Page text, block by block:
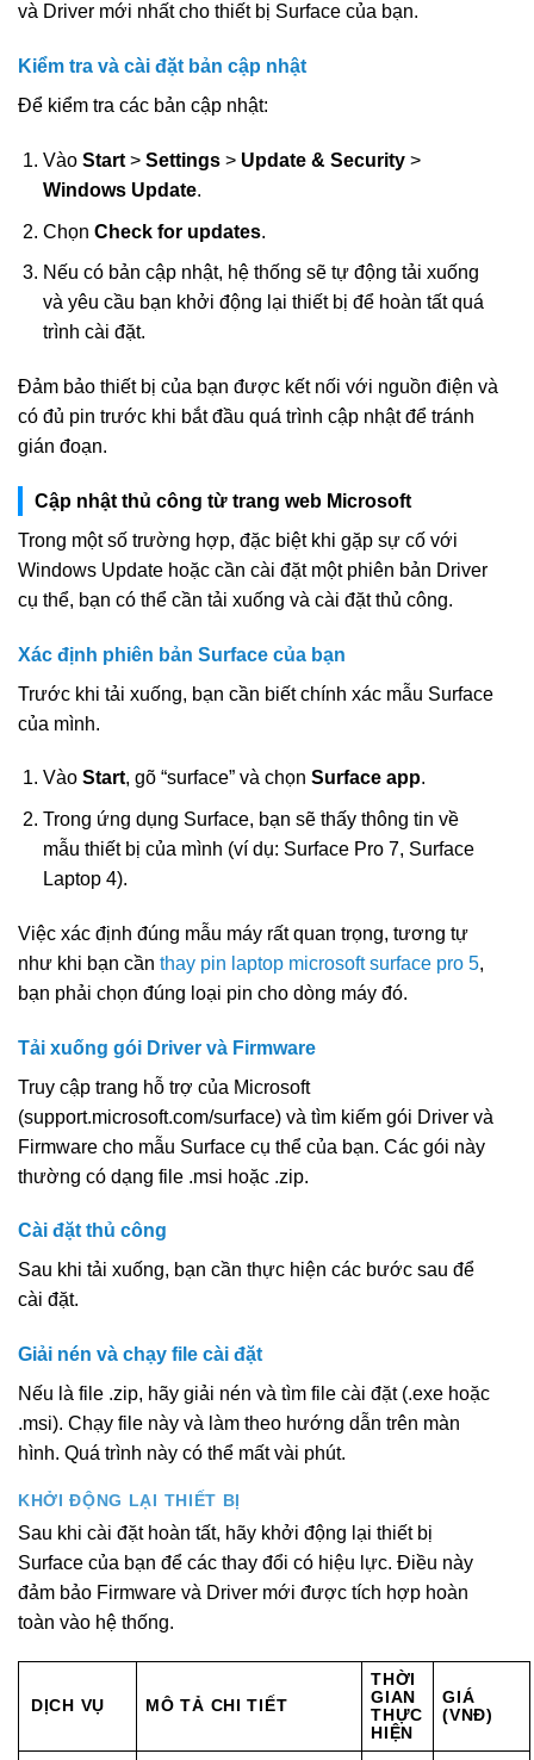
và Driver mới nhất cho thiết bị Surface của bạn.
Kiểm tra và cài đặt bản cập nhật
Để kiểm tra các bản cập nhật:
Vào Start> Settings> Update & Security>
Windows Update.
Chọn Check for updates.
Nếu có bản cập nhật, hệ thống sẽ tự động tải xuống
và yêu cầu bạn khởi động lại thiết bị để hoàn tất quá
trình cài đặt.
Đảm bảo thiết bị của bạn được kết nối với nguồn điện và
có đủ pin trước khi bắt đầu quá trình cập nhật để tránh
gián đoạn.
Cập nhật thủ công từ trang web Microsoft
Trong một số trường hợp, đặc biệt khi gặp sự cố với
Windows Update hoặc cần cài đặt một phiên bản Driver
cụ thể, bạn có thể cần tải xuống và cài đặt thủ công.
Xác định phiên bản Surface của bạn
Trước khi tải xuống, bạn cần biết chính xác mẫu Surface
của mình.
Vào Start, gõ “surface” và chọn Surface app.
Trong ứng dụng Surface, bạn sẽ thấy thông tin về
mẫu thiết bị của mình (ví dụ: Surface Pro 7, Surface
Laptop 4).
Việc xác định đúng mẫu máy rất quan trọng, tương tự
như khi bạn cần thay pin laptop microsoft surface pro 5,
bạn phải chọn đúng loại pin cho dòng máy đó.
Tải xuống gói Driver và Firmware
Truy cập trang hỗ trợ của Microsoft
(support.microsoft.com/surface) và tìm kiếm gói Driver và
Firmware cho mẫu Surface cụ thể của bạn. Các gói này
thường có dạng file .msi hoặc .zip.
Cài đặt thủ công
Sau khi tải xuống, bạn cần thực hiện các bước sau để
cài đặt.
Giải nén và chạy file cài đặt
Nếu là file .zip, hãy giải nén và tìm file cài đặt (.exe hoặc
.msi). Chạy file này và làm theo hướng dẫn trên màn
hình. Quá trình này có thể mất vài phút.
KHỞI ĐỘNG LẠI THIẾT BỊ
Sau khi cài đặt hoàn tất, hãy khởi động lại thiết bị
Surface của bạn để các thay đổi có hiệu lực. Điều này
đảm bảo Firmware và Driver mới được tích hợp hoàn
toàn vào hệ thống.
DỊCH VỤ MÔ TẢ CHI TIẾT
THỜI
GIAN
THỰC
HIỆN
GIÁ
(VNĐ)